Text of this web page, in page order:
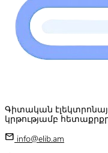
Գիտական
կրթությամբ
mail info@elib.am